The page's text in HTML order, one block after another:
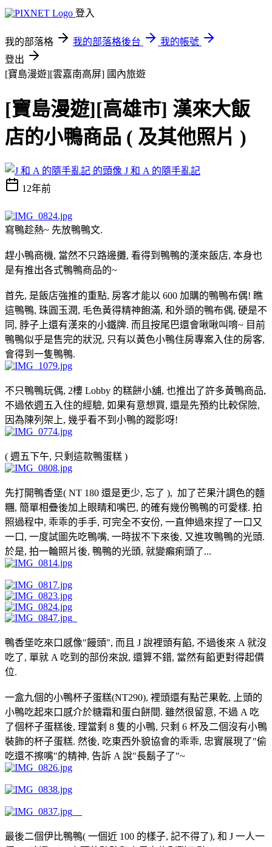
登入
我的部落格 我的部落格後台
我的帳號
登出
[寶島漫遊][雲嘉南高屏] 國內旅遊
[寶島漫遊][高雄市] 漢來大飯
店的小鴨商品 ( 及其他照片 )
J 和 A 的隨手亂記
12年前
寫鴨趁熱~ 先放鴨鴨文.
趕小鴨商機, 當然不只路邊攤, 看得到鴨鴨的漢來飯店, 本身也
是有推出各式鴨鴨商品的~
首先, 是飯店強推的重點, 房客才能以 600 加購的鴨鴨布偶! 瞧
這鴨鴨, 珠圓玉潤, 毛色黃得精神飽滿, 和外頭的鴨布偶, 硬是不
同, 脖子上還有漢來的小鐵牌. 而且按尾巴還會啾啾叫唷~ 目前
鴨鴨似乎是售完的狀況, 只有以黃色小鴨住房專案入住的房客,
會得到一隻鴨鴨.
不只鴨鴨玩偶, 2樓 Lobby 的糕餅小舖, 也推出了許多黃鴨商品,
不過依週五入住的經驗, 如果有意想買, 還是先預約比較保險,
因為陳列架上, 幾乎看不到小鴨的蹤影呀!
( 週五下午, 只剩這款鴨蛋糕 )
先打開鴨香堡( NT 180 還是更少, 忘了 ), 加了芒果汁調色的麵
糰, 簡單相疊後加上眼睛和嘴巴, 的確有幾份鴨鴨的可愛樣. 拍
照過程中, 乖乖的手手, 可完全不安份, 一直伸過來捏了一口又
一口, 一度試圖先吃鴨嘴, 一時拔不下來後, 又進攻鴨鴨的光頭.
於是, 拍一輪照片後, 鴨鴨的光頭, 就變癩痢頭了...
鴨香堡吃來口感像"饅頭", 而且 J 說裡頭有餡, 不過後來 A 就沒
吃了, 單就 A 吃到的部份來說, 還算不錯, 當然有餡更對得起價
位.
一盒九個的小鴨杯子蛋糕(NT290), 裡頭還有點芒果乾, 上頭的
小鴨吃起來口感介於糖霜和蛋白餅間. 雖然很留意, 不過 A 吃
了個杯子蛋糕後, 理當剩 8 隻的小鴨, 只剩 6 杯及二個沒有小鴨
裝飾的杯子蛋糕. 然後, 吃東西外貌協會的乖乖, 忠實展現了"偷
吃還不擦嘴"的精神, 告訴 A 說"長鬍子了"~
最後二個伊比鴨鴨( 一個近 100 的樣子, 記不得了), 和 J 一人一